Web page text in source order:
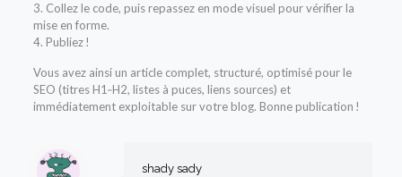
3. Collez le code, puis repassez en mode visuel pour vérifier la
mise en forme.
4. Publiez !
Vous avez ainsi un article complet, structuré, optimisé pour le
SEO (titres H1‑H2, listes à puces, liens sources) et
immédiatement exploitable sur votre blog. Bonne publication !
shady sady